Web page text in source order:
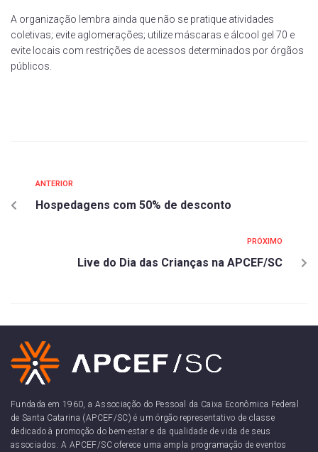
A organização lembra ainda que não se pratique atividades
coletivas; evite aglomerações; utilize máscaras e álcool gel 70 e
evite locais com restrições de acessos determinados por órgãos
públicos.
ANTERIOR
Hospedagens com 50% de desconto
PRÓXIMO
Live do Dia das Crianças na APCEF/SC
Fundada em 1960, a Associação do Pessoal da Caixa Econômica Federal
de Santa Catarina (APCEF/SC) é um órgão representativo de classe
dedicado à promoção do bem-estar e da qualidade de vida de seus
associados. A APCEF/SC oferece uma ampla programação de eventos